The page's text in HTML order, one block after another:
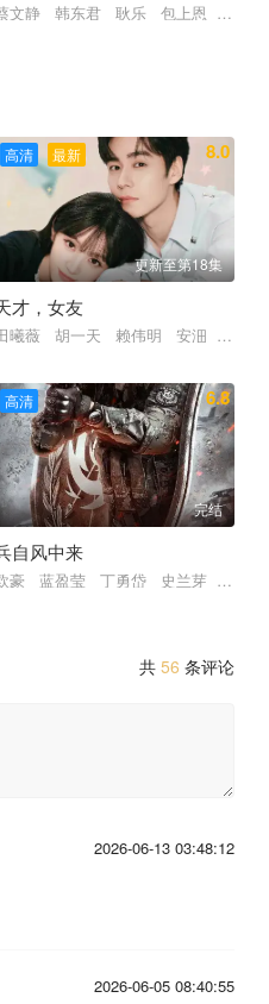
明 曹征 田岷 白志迪 王丽云
丹 杨泽 王若麟
文静 韩东君 耿乐 包上恩 代云帆
恩 刘佳 毕彦君 董勇 沈保平
李乃文 释小龙 应灏铭 季肖冰
最新
高清 8.0
更新至第18集
才，女友
曦薇 胡一天 赖伟明 安沺 夏浩
宋麒
龙 贾笑涵 董璇 傅迦 常铖 陈
高清 6.8
完结
自风中来
豪 蓝盈莹 丁勇岱 史兰芽 刘奕
共 56 条评论
2026-06-13 03:48:12
2026-06-05 08:40:55